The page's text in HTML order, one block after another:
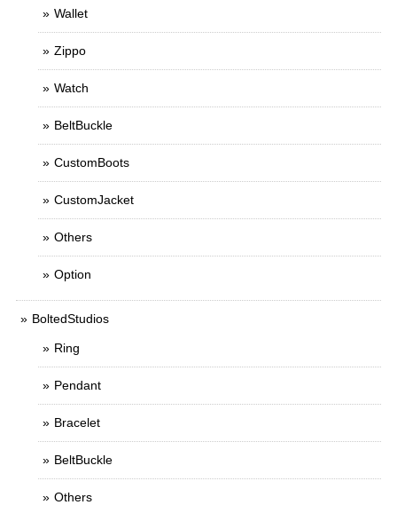
Wallet
Zippo
Watch
BeltBuckle
CustomBoots
CustomJacket
Others
Option
BoltedStudios
Ring
Pendant
Bracelet
BeltBuckle
Others